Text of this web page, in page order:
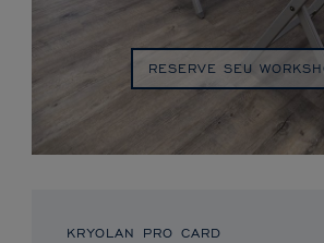
RESERVE SEU
KRYOLAN PRO CARD